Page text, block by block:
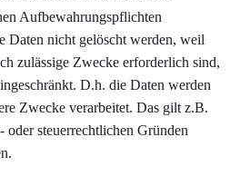
Aufbewahrungspflichten
Daten nicht gelöscht werden, weil
zulässige Zwecke erforderlich sind,
D.h. die Daten werden
Zwecke verarbeitet. Das gilt z.B.
oder steuerrechtlichen Gründen